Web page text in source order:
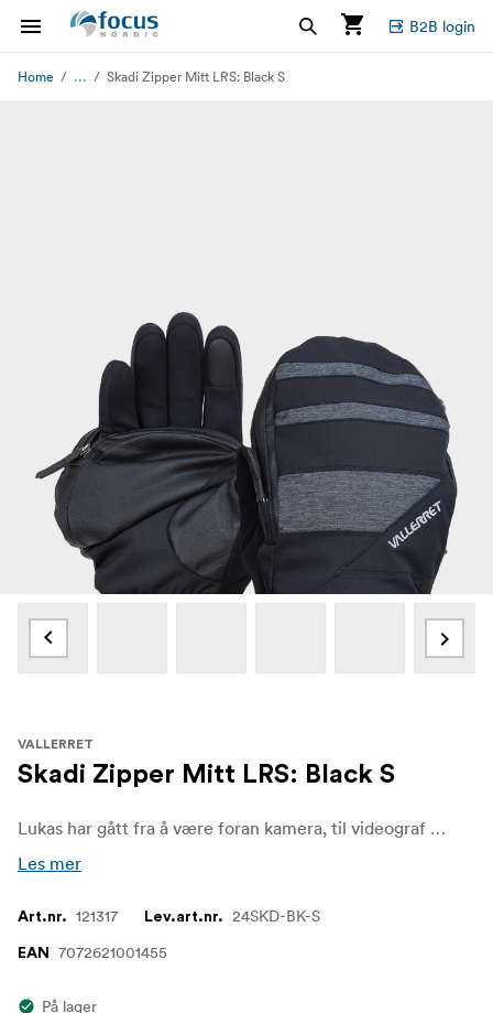
B2B login
Home ... Skadi Zipper Mitt LRS: Black S
VALLERRET
Skadi Zipper Mitt LRS: Black S
Lukas har gått fra å være foran kamera, til videograf og produksjonsleder, og elsker å pakke utstyret og bruke det. Fra å filme snowboard til vedhogging om vinteren utendørs, trenger Lukas det ultimate innen allsidighet for å muliggjøre arbeidet sitt og fortsette å la filmen rulle på de kaldeste dagene.
Les mer
Art.nr. 121317 Lev.art.nr. 24SKD-BK-S
EAN 7072621001455
På lager